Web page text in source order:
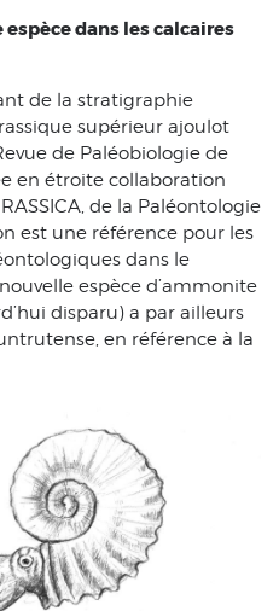
dans les calcaires
de la stratigraphie
supérieur ajoulot
de Paléobiologie de
en étroite collaboration
de la Paléontologie
est une référence pour les
dans le
espèce d’ammonite
disparu) a par ailleurs
en référence à la